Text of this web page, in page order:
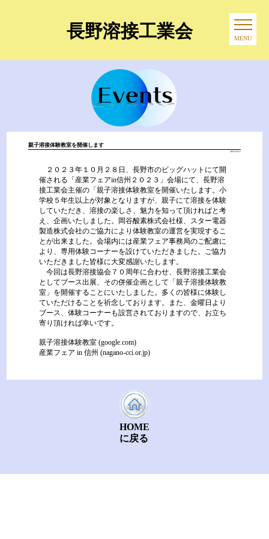
長野溶接工業会 MENU
親子溶接体験教室を開催します
2023/10/11
２０２３年１０月２８日、長野市のビッグハットにて開
催される「産業フェアin信州２０２３」会場にて、長野溶
接工業会主催の「親子溶接体験教室を開催いたします。小
学校５年生以上が対象となりますが、親子にて溶接を体験
していただき、溶接の楽しさ、魅力を知って頂ければと考
え、企画いたしました。岡谷酸素株式会社様、スター電器
製造株式会社のご協力により体験教室の運営を実現するこ
とが出来ました。会場内には産業フェア事務局のご配慮に
より、専用体験コーナーを設けていただきました。ご協力
いただきました皆様に大変感謝いたします。
今回は長野溶接協会７０周年に合わせ、長野溶接工業会
としてブース出展、その併催企画として「親子溶接体験教
室」を開催することにいたしました。多くの皆様に体験し
ていただけることを祈念しております。また、金曜日より
ブース、体験コーナーも設営されておりますので、お立ち
寄り頂ければ幸いです。
親子溶接体験教室 (google.com)
産業フェア in 信州 (nagano-cci.or.jp)
HOME
に戻る